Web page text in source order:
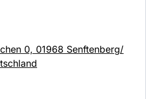
0, 01968 Senftenberg/